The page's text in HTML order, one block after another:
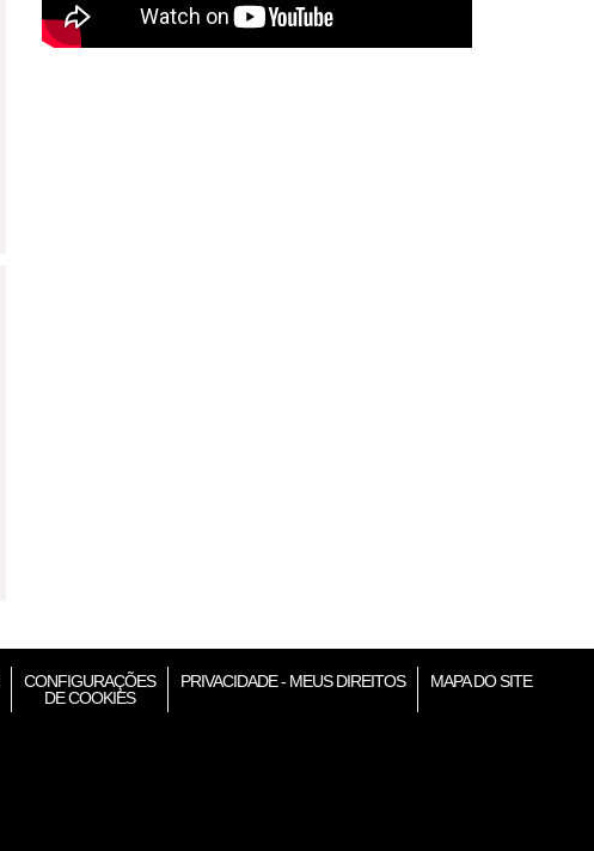
CONFIGURAÇÕES
DE COOKIES
PRIVACIDADE - MEUS DIREITOS MAPA DO SITE